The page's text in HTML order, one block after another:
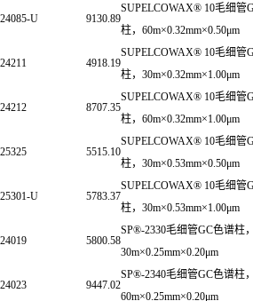
24085-U 9130.89
SUPELCOWAX® 10毛细管
柱，60m×0.32mm×0.50μm
24211 4918.19
SUPELCOWAX® 10毛细管
柱，30m×0.32mm×1.00μm
24212 8707.35
SUPELCOWAX® 10毛细管
柱，60m×0.32mm×1.00μm
25325 5515.10
SUPELCOWAX® 10毛细管
柱，30m×0.53mm×0.50μm
25301-U 5783.37
SUPELCOWAX® 10毛细管
柱，30m×0.53mm×1.00μm
24019 5800.58
SP®-2330毛细管GC色谱柱，
30m×0.25mm×0.20μm
24023 9447.02
SP®-2340毛细管GC色谱柱，
60m×0.25mm×0.20μm